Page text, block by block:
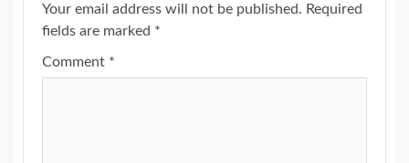
Your email address will not be published. Required
fields are marked *
Comment *